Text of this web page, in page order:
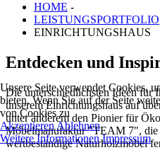
HOME -
LEISTUNGSPORTFOLIO
EINRICHTUNGSHAUS
Entdecken und
Die unterschiedlichsten Ideen für
unserem Einrichtungshaus auf
unter anderem den Pionier für
Möbelmanufaktur "TEAM 7", die
wertbeständige Naturholzmöbel
Unsere Seite verwendet Cookies,
bieten. Wenn Sie auf der Seite
von Cookies zu
AkzeptierenAblehnen
Weitere Informationen Impressum